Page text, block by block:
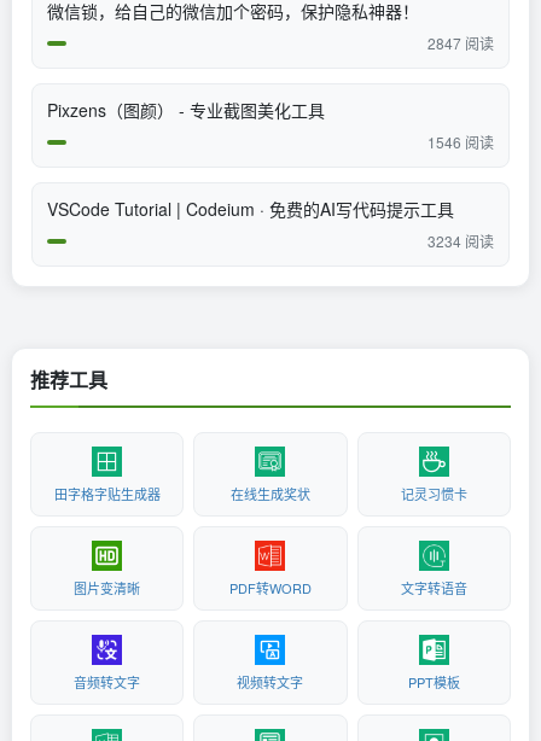
微信锁，给自己的微信加个密码，保护隐私神器！
2847 阅读
Pixzens（图颜） - 专业截图美化工具
1546 阅读
VSCode Tutorial | Codeium · 免费的AI写代码提示工具
3234 阅读
推荐工具
田字格字贴生成器 在线生成奖状 记灵习惯卡
图片变清晰 PDF转WORD 文字转语音
音频转文字 视频转文字 PPT模板